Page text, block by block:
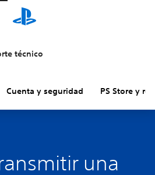
técnico
Cuenta y seguridad PS Store y
una